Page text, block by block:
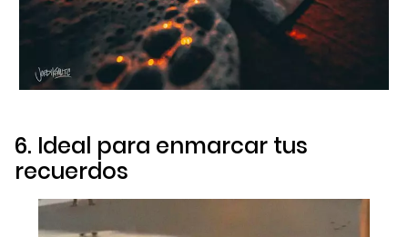
6. Ideal para enmarcar tus
recuerdos